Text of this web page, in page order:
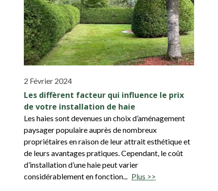
2 Février 2024
Les diffèrent facteur qui influence le prix
de votre installation de haie
Les haies sont devenues un choix d’aménagement
paysager populaire auprès de nombreux
propriétaires en raison de leur attrait esthétique et
de leurs avantages pratiques. Cependant, le coût
d’installation d’une haie peut varier
considérablement en fonction... Plus >>